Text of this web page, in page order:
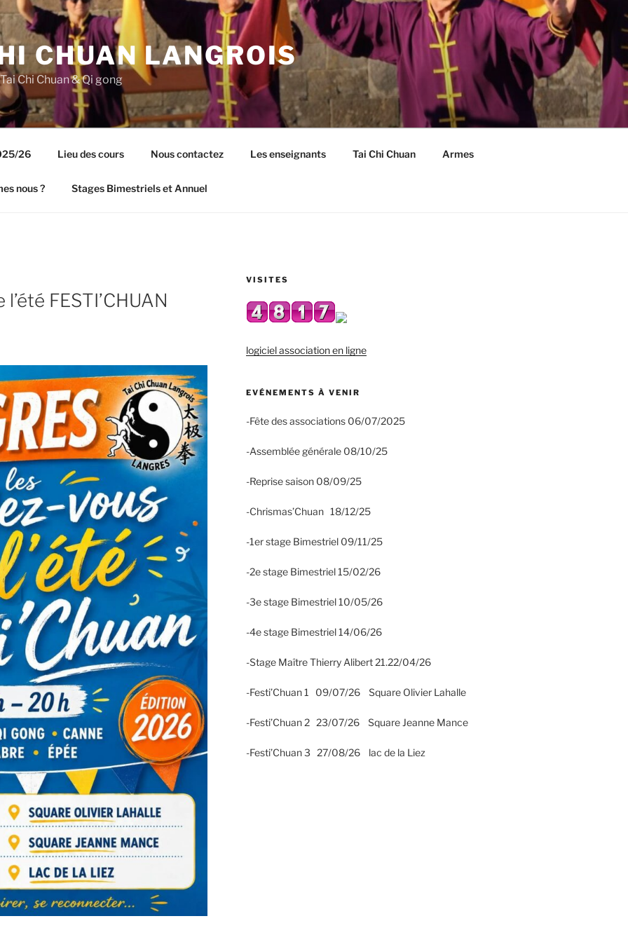
CHUAN LANGROIS
Chi Chuan & Qi gong
26 Lieu des cours Nous contactez Les enseignants Tai Chi Chuan Armes
nous ? Stages Bimestriels et Annuel
FESTI’CHUAN
VISITES
logiciel association en ligne
EVÉNEMENTS À VENIR
-Fête des associations 06/07/2025
-Assemblée générale 08/10/25
-Reprise saison 08/09/25
-Chrismas’Chuan 18/12/25
-1er stage Bimestriel 09/11/25
-2e stage Bimestriel 15/02/26
-3e stage Bimestriel 10/05/26
-4e stage Bimestriel 14/06/26
-Stage Maître Thierry Alibert 21.22/04/26
-Festi’Chuan 1 09/07/26 Square Olivier Lahalle
-Festi’Chuan 2 23/07/26 Square Jeanne Mance
-Festi’Chuan 3 27/08/26 lac de la Liez